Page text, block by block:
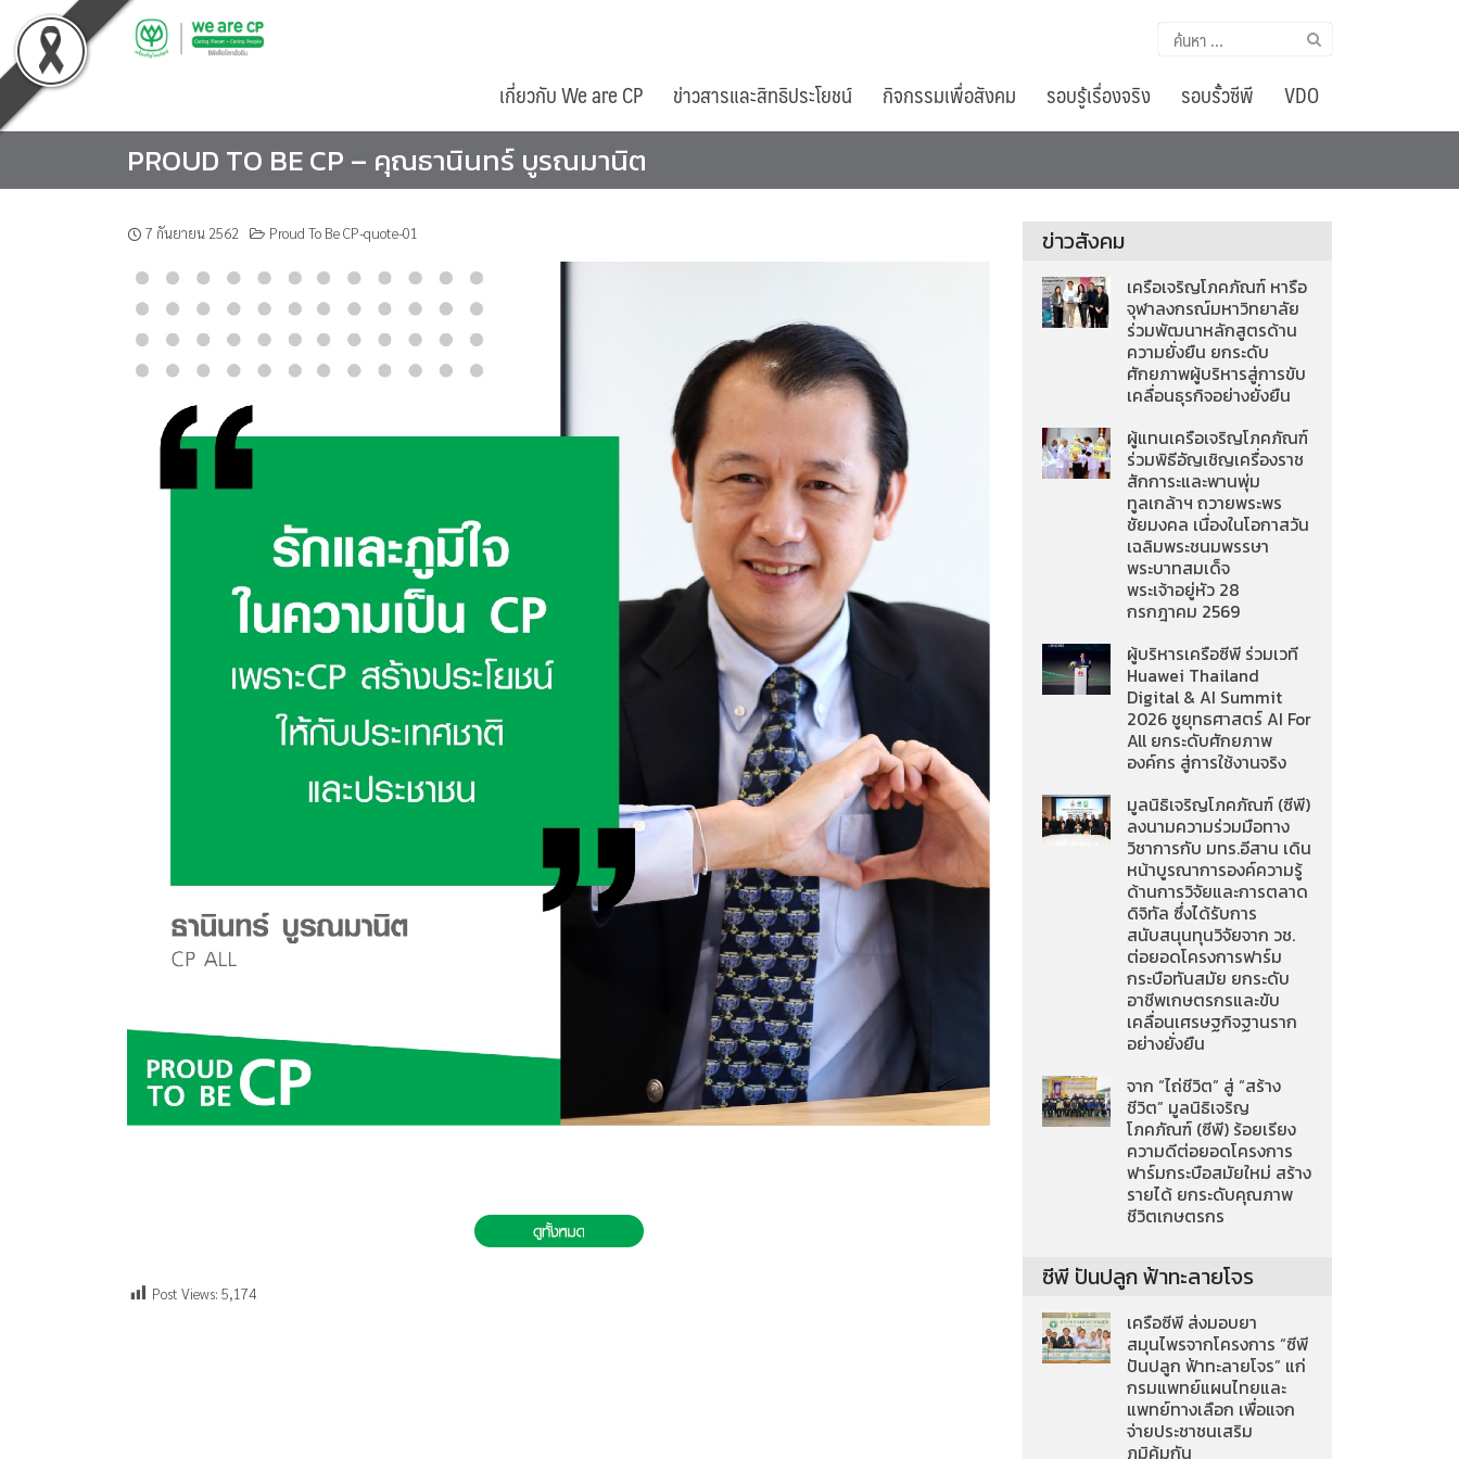
to
content
ค้นหา
เกี่ยวกับ We are CP ข่าวสารและสิทธิประโยชน์ กิจกรรมเพื่อสังคม รอบรู้เรื่องจริง รอบรั้วซีพี VDO
PROUD TO BE CP – คุณธานินทร์ บูรณมานิต
7 กันยายน 2562 Proud To Be CP-quote-01
Post Views: 5,174
ข่าวสังคม
เครือเจริญโภคภัณฑ์ หารือ
จุฬาลงกรณ์มหาวิทยาลัย
ร่วมพัฒนาหลักสูตรด้าน
ความยั่งยืน ยกระดับ
ศักยภาพผู้บริหารสู่การขับ
เคลื่อนธุรกิจอย่างยั่งยืน
ผู้แทนเครือเจริญโภคภัณฑ์
ร่วมพิธีอัญเชิญเครื่องราช
สักการะและพานพุ่ม
ทูลเกล้าฯ ถวายพระพร
ชัยมงคล เนื่องในโอกาสวัน
เฉลิมพระชนมพรรษา
พระบาทสมเด็จ
พระเจ้าอยู่หัว 28
กรกฎาคม 2569
ผู้บริหารเครือซีพี ร่วมเวที
Huawei Thailand
Digital & AI Summit
2026 ชูยุทธศาสตร์ AI For
All ยกระดับศักยภาพ
องค์กร สู่การใช้งานจริง
มูลนิธิเจริญโภคภัณฑ์ (ซีพี)
ลงนามความร่วมมือทาง
วิชาการกับ มทร.อีสาน เดิน
หน้าบูรณาการองค์ความรู้
ด้านการวิจัยและการตลาด
ดิจิทัล ซึ่งได้รับการ
สนับสนุนทุนวิจัยจาก วช.
ต่อยอดโครงการฟาร์ม
กระบือทันสมัย ยกระดับ
อาชีพเกษตรกรและขับ
เคลื่อนเศรษฐกิจฐานราก
อย่างยั่งยืน
จาก “ไถ่ชีวิต” สู่ “สร้าง
ชีวิต” มูลนิธิเจริญ
โภคภัณฑ์ (ซีพี) ร้อยเรียง
ความดีต่อยอดโครงการ
ฟาร์มกระบือสมัยใหม่ สร้าง
รายได้ ยกระดับคุณภาพ
ชีวิตเกษตรกร
ซีพี ปันปลูก ฟ้าทะลายโจร
เครือซีพี ส่งมอบยา
สมุนไพรจากโครงการ “ซีพี
ปันปลูก ฟ้าทะลายโจร” แก่
กรมแพทย์แผนไทยและ
แพทย์ทางเลือก เพื่อแจก
จ่ายประชาชนเสริม
ภูมิคุ้มกัน